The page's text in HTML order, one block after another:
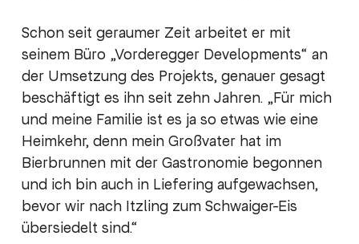
Schon seit geraumer Zeit arbeitet er mit
seinem Büro „Vorderegger Developments“ an
der Umsetzung des Projekts, genauer gesagt
beschäftigt es ihn seit zehn Jahren. „Für mich
und meine Familie ist es ja so etwas wie eine
Heimkehr, denn mein Großvater hat im
Bierbrunnen mit der Gastronomie begonnen
und ich bin auch in Liefering aufgewachsen,
bevor wir nach Itzling zum Schwaiger-Eis
übersiedelt sind.“